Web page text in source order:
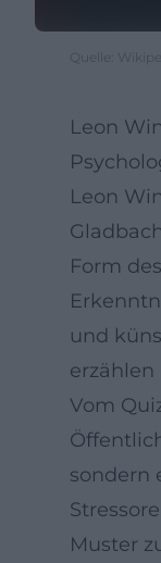
Quelle:
Leon
Leon
Form
und
erzählen
Vom
sondern
Muster